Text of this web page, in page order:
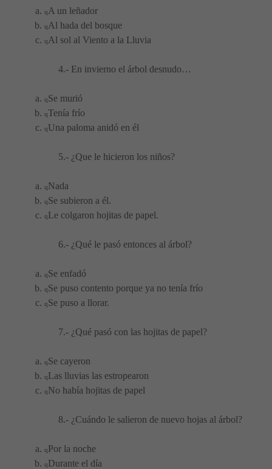
q A un leñador
q Al hada del bosque
q Al sol al Viento a la Lluvia
4.- En invierno el árbol desnudo…
qSe murió
qTenía frío
qUna paloma anidó en él
5.- ¿Que le hicieron los niños?
qNada
qSe subieron a él.
qLe colgaron hojitas de papel.
6.- ¿Qué le pasó entonces al árbol?
qSe enfadó
qSe puso contento porque ya no tenía frío
qSe puso a llorar.
7.- ¿Qué pasó con las hojitas de papel?
qSe cayeron
qLas lluvias las estropearon
qNo había hojitas de papel
8.- ¿Cuándo le salieron de nuevo hojas al árbol?
qPor la noche
qDurante el día